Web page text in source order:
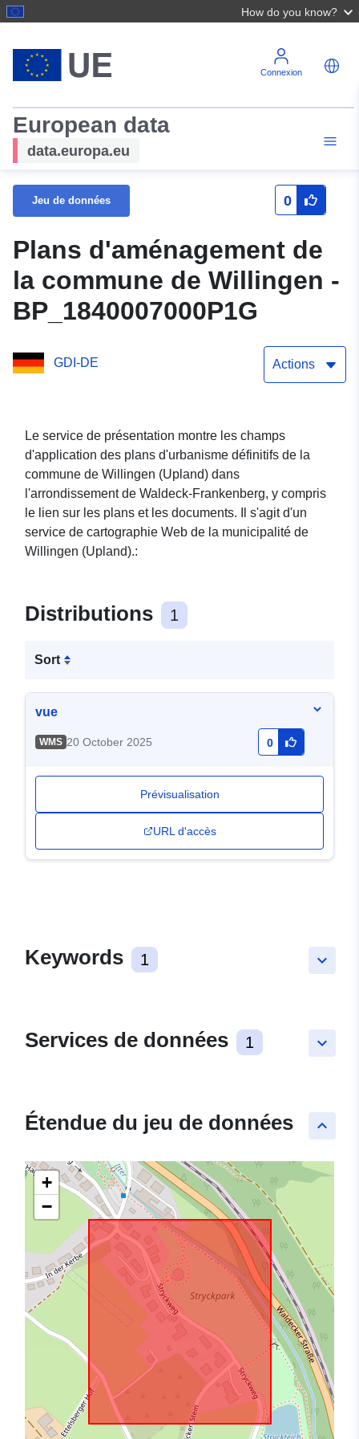
How do you know?
Connexion
European data
data.europa.eu
Jeu de données 0
Plans d'aménagement de
la commune de Willingen -
BP_1840007000P1G
GDI-DE Actions
Le service de présentation montre les champs
d'application des plans d'urbanisme définitifs de la
commune de Willingen (Upland) dans
l'arrondissement de Waldeck-Frankenberg, y compris
le lien sur les plans et les documents. Il s'agit d'un
service de cartographie Web de la municipalité de
Willingen (Upland).:
Distributions 1
Sort
vue
WMS 20 October 2025 0
Prévisualisation
URL d'accès
keyboard_arrow_down
Keywords 1
keyboard_arrow_down
Services de données 1
keyboard_arrow_up
Étendue du jeu de données
+
−